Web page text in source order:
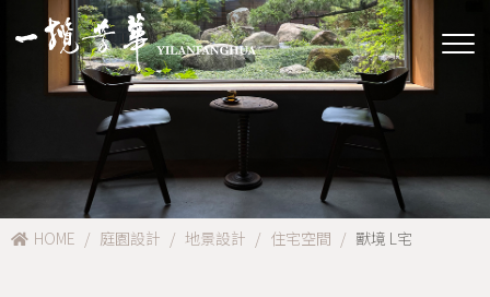
HOME 庭園設計 地景設計 住宅空間 獸境 L宅